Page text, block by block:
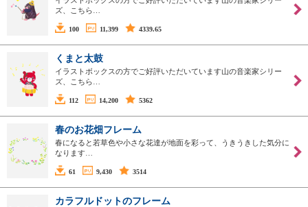
ズ、こちら…
100 11,399 4339.65
くまと太鼓
イラストボックスの方でご好評いただいています山の音楽家シリー
ズ、こちら…
112 14,200 5362
春のお花畑フレーム
春になると若草色や小さな花達が地面を彩って、うきうきした気分に
なります…
61 9,430 3514
カラフルドットのフレーム